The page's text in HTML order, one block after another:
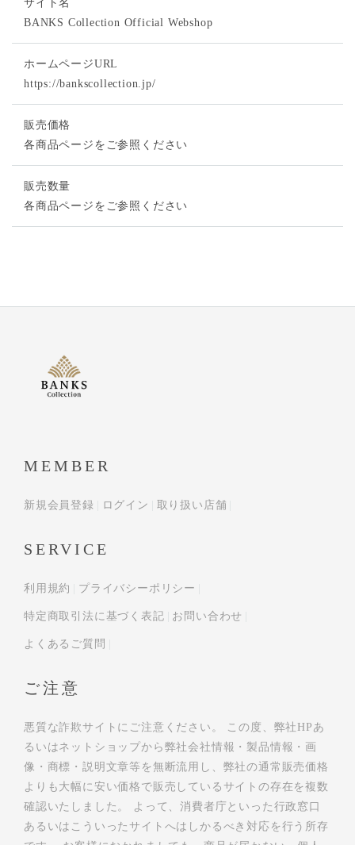
サイト名
BANKS Collection Official Webshop
ホームページURL
https://bankscollection.jp/
販売価格
各商品ページをご参照ください
販売数量
各商品ページをご参照ください
MEMBER
新規会員登録 ログイン 取り扱い店舗
SERVICE
利用規約 プライバシーポリシー
特定商取引法に基づく表記 お問い合わせ
よくあるご質問
ご注意
悪質な詐欺サイトにご注意ください。 この度、弊社HPあ
るいはネットショップから弊社会社情報・製品情報・画
像・商標・説明文章等を無断流用し、弊社の通常販売価格
よりも大幅に安い価格で販売しているサイトの存在を複数
確認いたしました。 よって、消費者庁といった行政窓口
あるいはこういったサイトへはしかるべき対応を行う所存